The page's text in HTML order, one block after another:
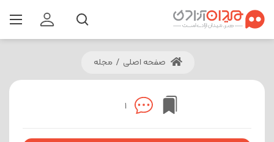
صفحه اصلی / مجله
1